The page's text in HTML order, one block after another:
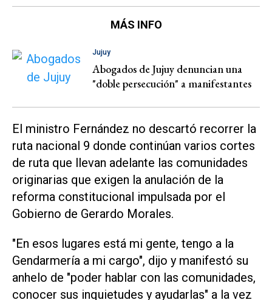
MÁS INFO
Jujuy
Abogados de Jujuy denuncian una
"doble persecución" a manifestantes
El ministro Fernández no descartó recorrer la
ruta nacional 9 donde continúan varios cortes
de ruta que llevan adelante las comunidades
originarias que exigen la anulación de la
reforma constitucional impulsada por el
Gobierno de Gerardo Morales.
"En esos lugares está mi gente, tengo a la
Gendarmería a mi cargo", dijo y manifestó su
anhelo de "poder hablar con las comunidades,
conocer sus inquietudes y ayudarlas" a la vez